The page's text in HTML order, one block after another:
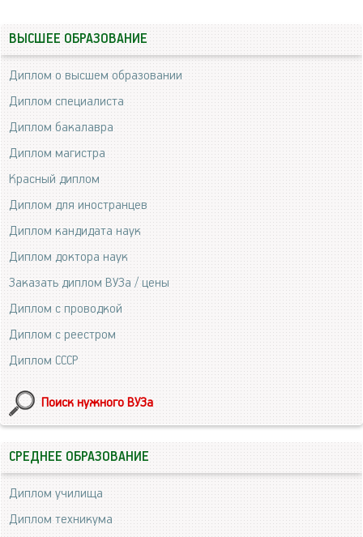
ВЫСШЕЕ ОБРАЗОВАНИЕ
Диплом о высшем образовании
Диплом специалиста
Диплом бакалавра
Диплом магистра
Красный диплом
Диплом для иностранцев
Диплом кандидата наук
Диплом доктора наук
Заказать диплом ВУЗа / цены
Диплом с проводкой
Диплом с реестром
Диплом СССР
Поиск нужного ВУЗа
СРЕДНЕЕ ОБРАЗОВАНИЕ
Диплом училища
Диплом техникума